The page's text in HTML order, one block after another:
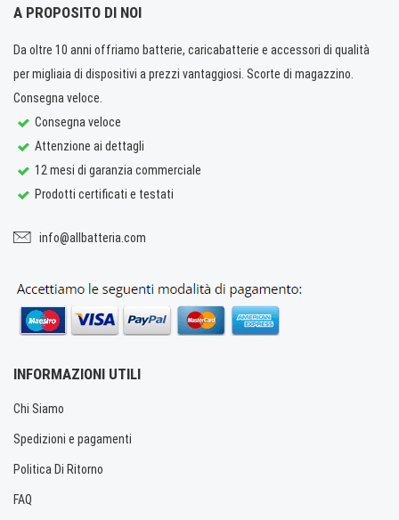
A PROPOSITO DI NOI
Da oltre 10 anni offriamo batterie, caricabatterie e accessori di qualità
per migliaia di dispositivi a prezzi vantaggiosi. Scorte di magazzino.
Consegna veloce.
Consegna veloce
Attenzione ai dettagli
12 mesi di garanzia commerciale
Prodotti certificati e testati
info@allbatteria.com
INFORMAZIONI UTILI
Chi Siamo
Spedizioni e pagamenti
Politica Di Ritorno
FAQ